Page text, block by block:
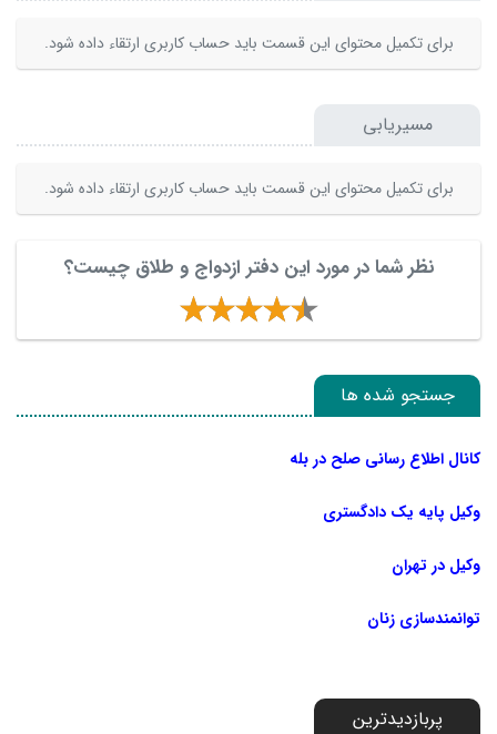
برای تکمیل محتوای این قسمت باید حساب کاربری ارتقاء داده شود.
مسیریابی
برای تکمیل محتوای این قسمت باید حساب کاربری ارتقاء داده شود.
نظر شما در مورد این دفتر ازدواج و طلاق چیست؟
جستجو شده ها
کانال اطلاع رسانی صلح در بله
وکیل پایه یک دادگستری
وکیل در تهران
توانمندسازی زنان
پربازدیدترین